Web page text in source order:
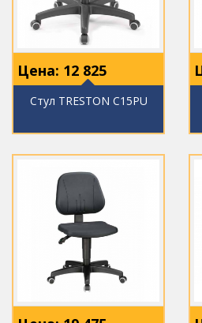
Цена: 12 825
Стул TRESTON C15PU